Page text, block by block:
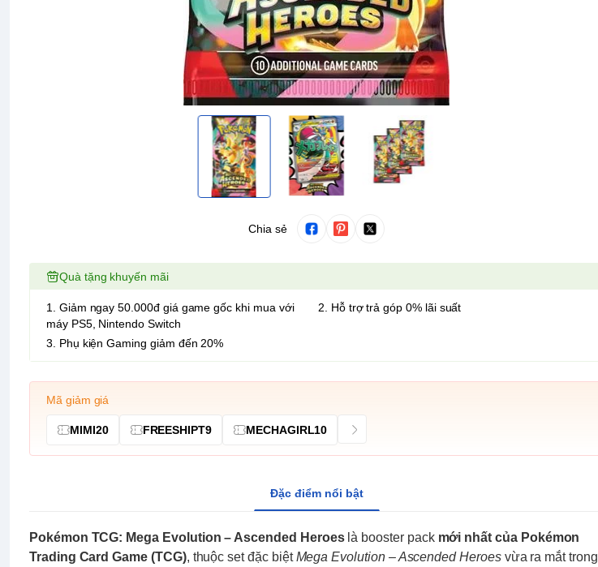
Chia sẻ
Quà tặng khuyến mãi
1. Giảm ngay 50.000đ giá game gốc khi mua với
máy PS5, Nintendo Switch
2. Hỗ trợ trả góp 0% lãi suất
3. Phụ kiện Gaming giảm đến 20%
Mã giảm giá
MIMI20 FREESHIPT9 MECHAGIRL10
Đặc điểm nổi bật
Pokémon TCG: Mega Evolution – Ascended Heroeslà booster pack mới nhất của Pokémon
Trading Card Game (TCG), thuộc set đặc biệtMega Evolution – Ascended Heroesvừa ra mắt trong